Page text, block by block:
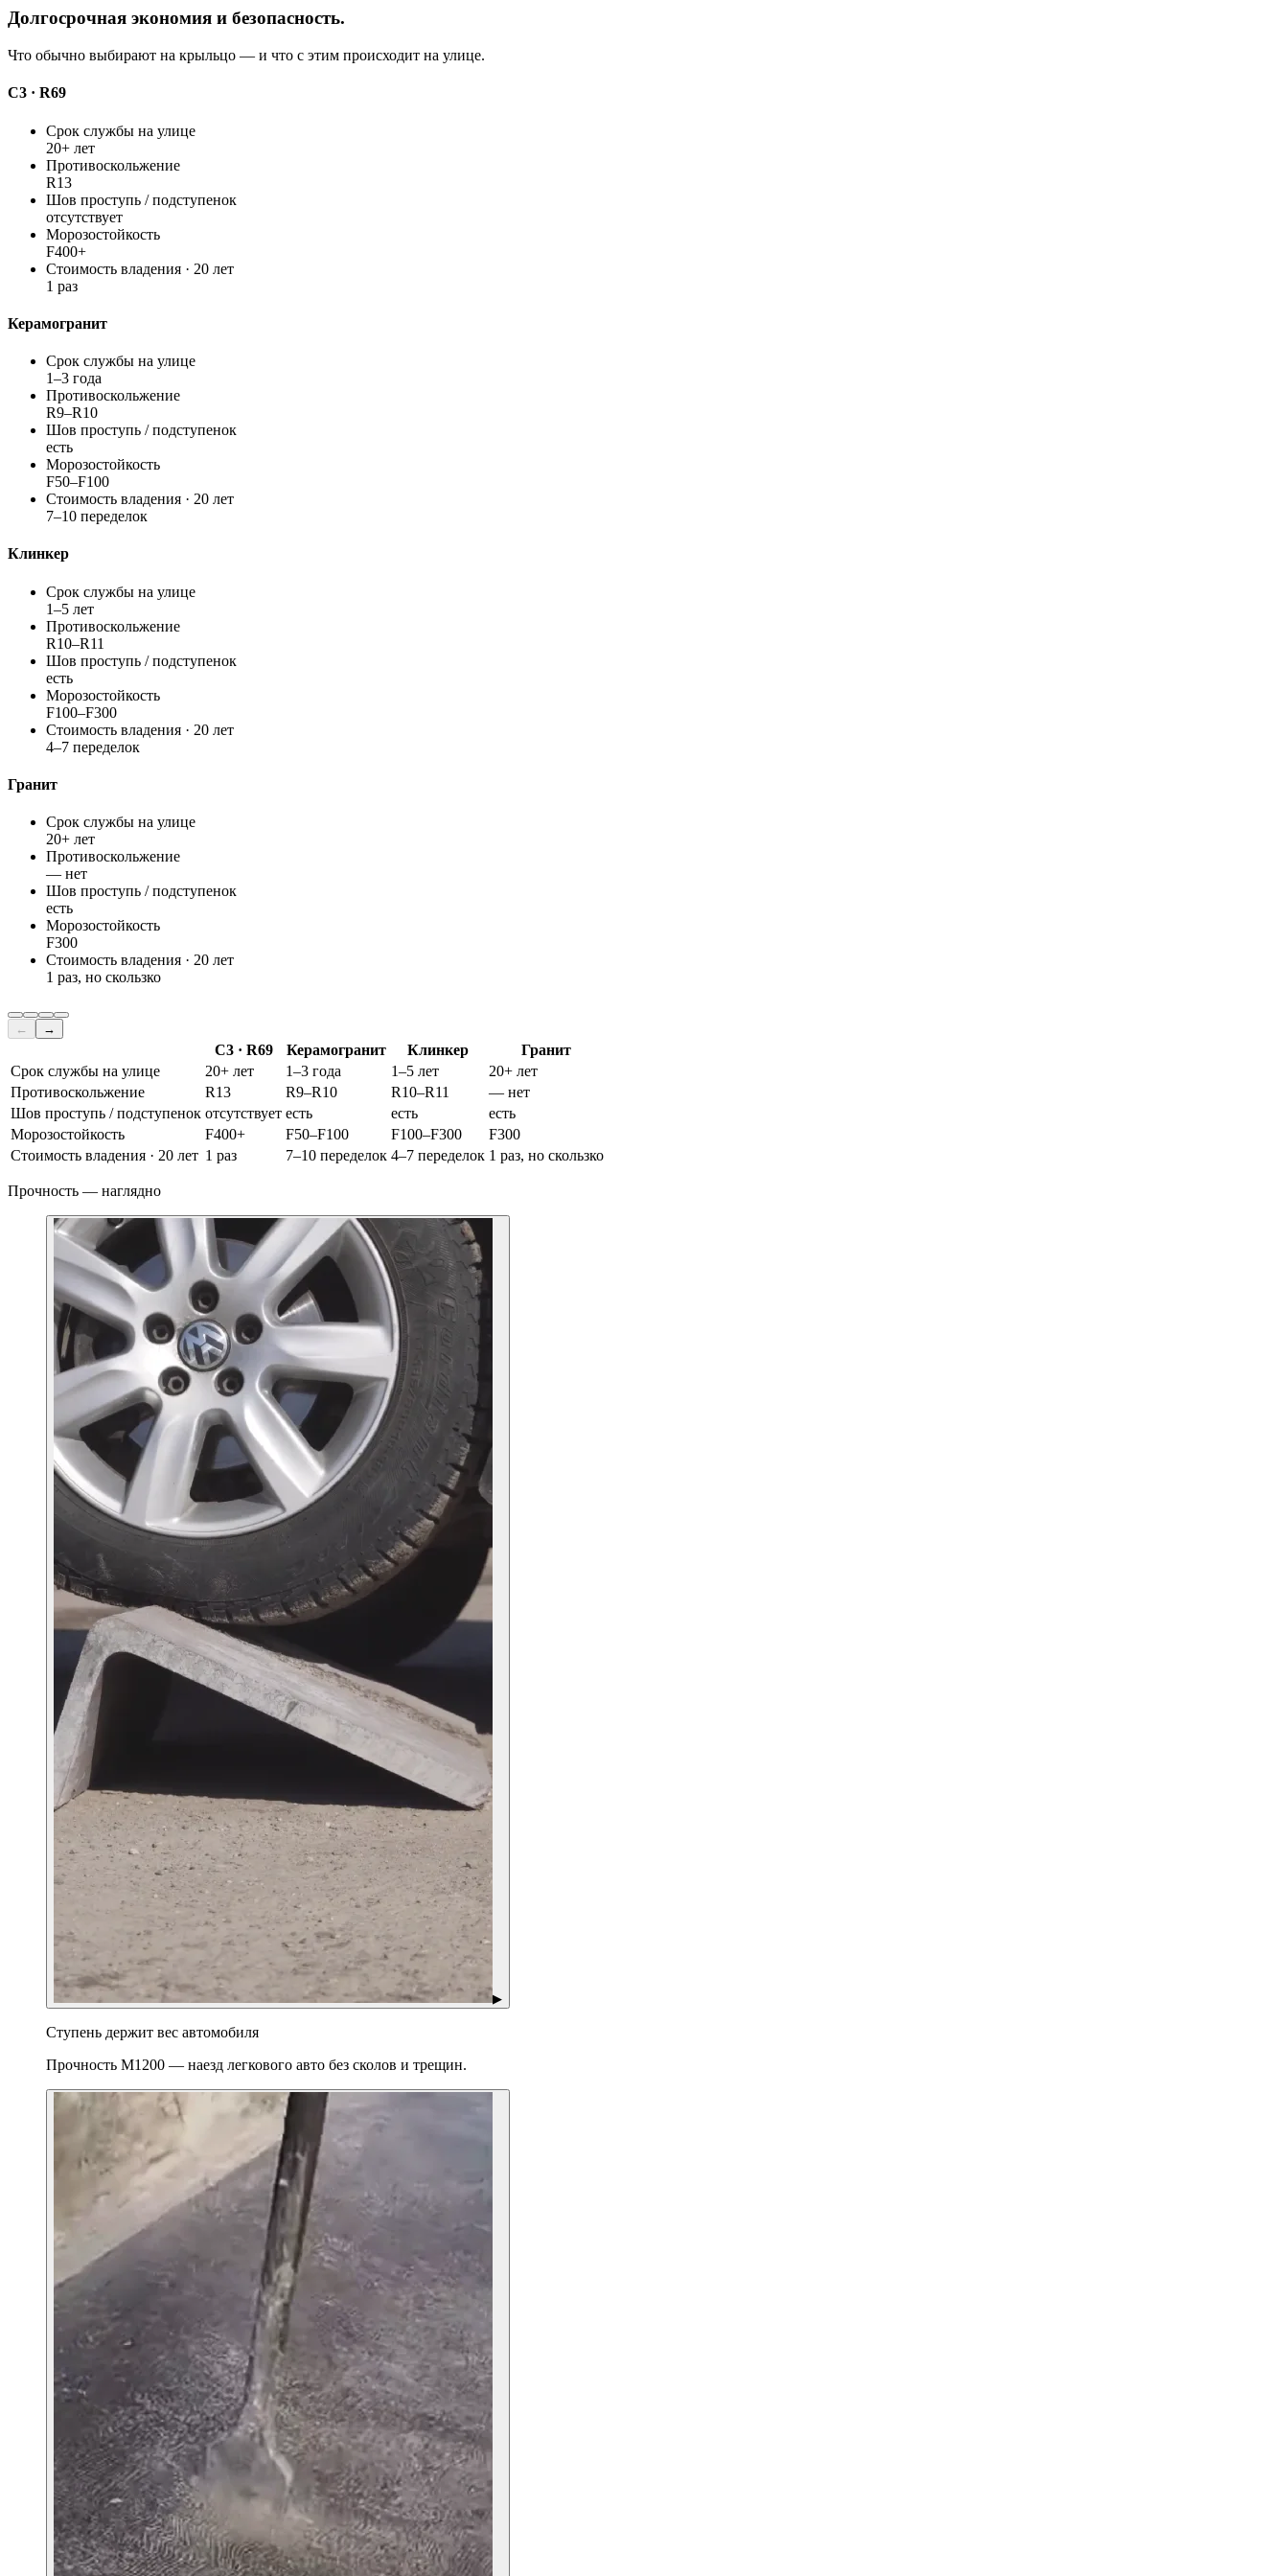
Долгосрочная экономия и безопасность.
Что обычно выбирают на крыльцо — и что с этим происходит на улице.
С3 · R69
Срок службы на улице
20+ лет
Противоскольжение
R13
Шов проступь / подступенок
отсутствует
Морозостойкость
F400+
Стоимость владения · 20 лет
1 раз
Керамогранит
Срок службы на улице
1–3 года
Противоскольжение
R9–R10
Шов проступь / подступенок
есть
Морозостойкость
F50–F100
Стоимость владения · 20 лет
7–10 переделок
Клинкер
Срок службы на улице
1–5 лет
Противоскольжение
R10–R11
Шов проступь / подступенок
есть
Морозостойкость
F100–F300
Стоимость владения · 20 лет
4–7 переделок
Гранит
Срок службы на улице
20+ лет
Противоскольжение
— нет
Шов проступь / подступенок
есть
Морозостойкость
F300
Стоимость владения · 20 лет
1 раз, но скользко
← →
С3 · R69 Керамогранит Клинкер
Гранит
Срок службы на улице
20+ лет 1–3 года 1–5 лет
20+ лет
Противоскольжение
R13 R9–R10 R10–R11
— нет
Шов проступь / подступенок отсутствует есть есть
есть
Морозостойкость
F400+ F50–F100 F100–F300
F300
Стоимость владения · 20 лет 1 раз 7–10 переделок 4–7 переделок 1 раз, но скользко
Прочность — наглядно
▶
Ступень держит вес автомобиля
Прочность М1200 — наезд легкового авто без сколов и трещин.